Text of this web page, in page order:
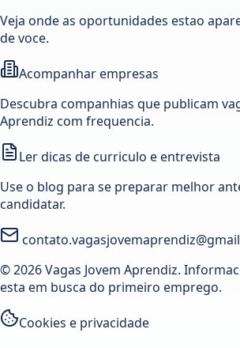
Veja onde as oportunidades estao
de voce.
Acompanhar empresas
Descubra companhias que publicam
Aprendiz com frequencia.
Ler dicas de curriculo e entrevista
Use o blog para se preparar melhor
candidatar.
© 2026 Vagas Jovem Aprendiz.
esta em busca do primeiro emprego.
Cookies e privacidade